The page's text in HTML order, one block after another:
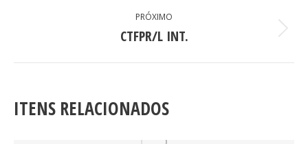
PRÓXIMO
Next
CTFPR/L INT.
ITENS RELACIONADOS